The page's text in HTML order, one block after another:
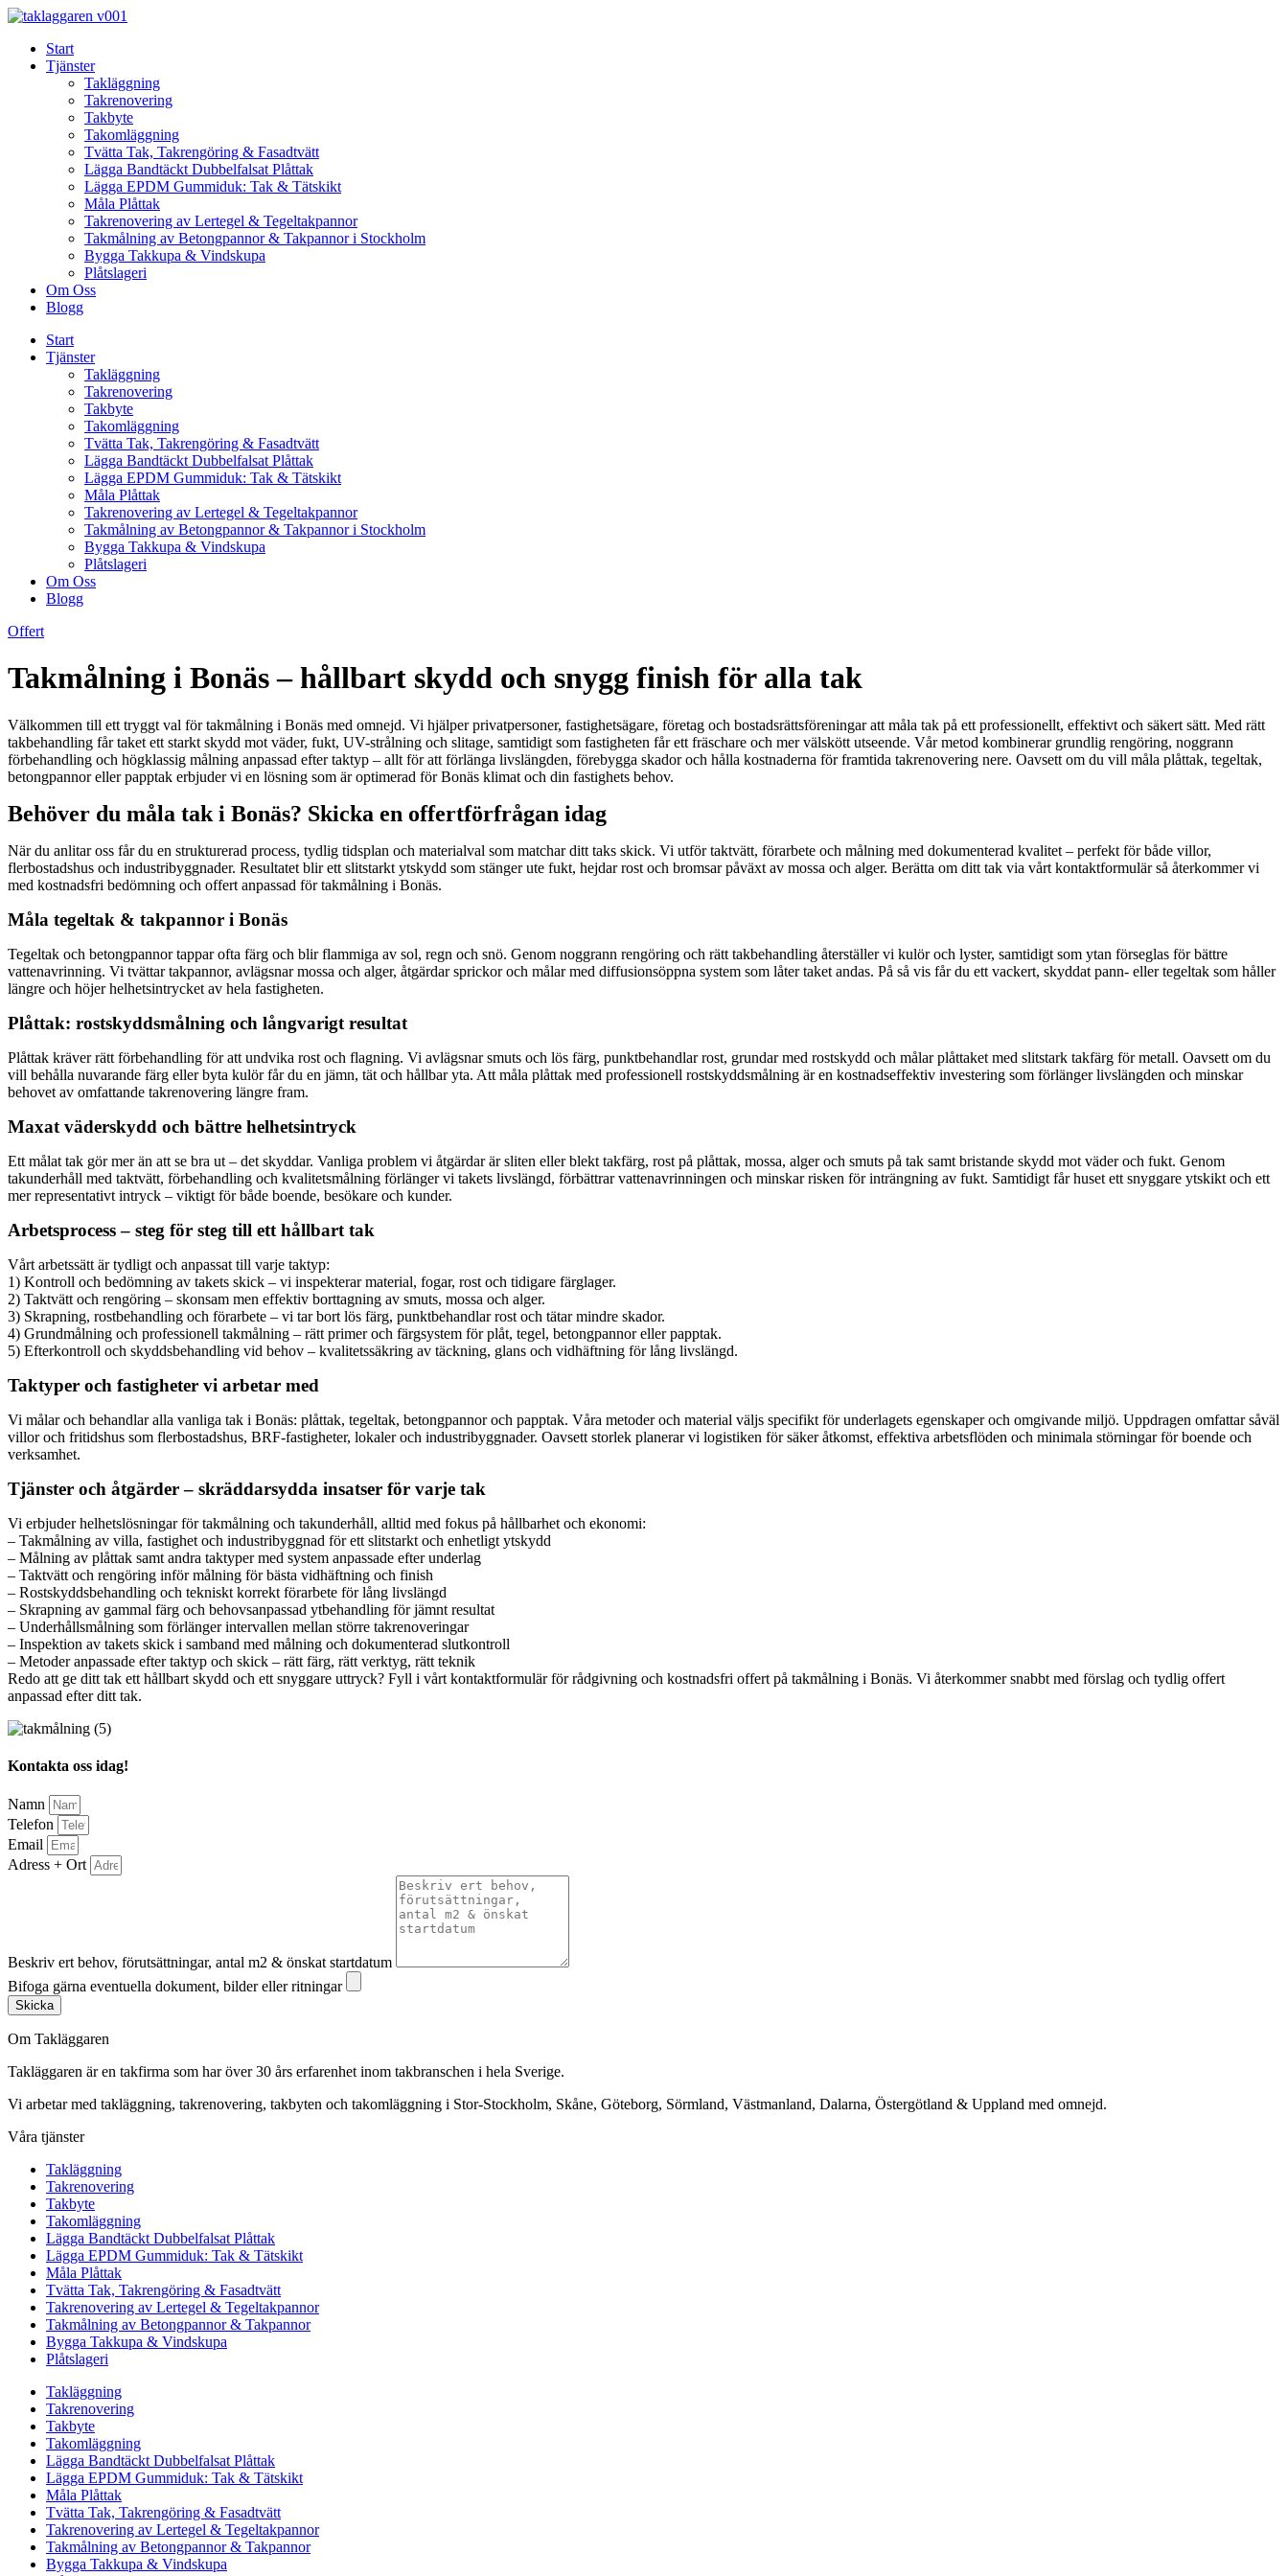
Skip
contentStart
Tjänster
Takläggning
Takrenovering
Takbyte
Takomläggning
Tvätta Tak, Takrengöring & Fasadtvätt
Lägga Bandtäckt Dubbelfalsat Plåttak
Lägga EPDM Gummiduk: Tak & Tätskikt
Måla Plåttak
Takrenovering av Lertegel & Tegeltakpannor
Takmålning av Betongpannor & Takpannor i Stockholm
Bygga Takkupa & Vindskupa
Plåtslageri
Om Oss
Blogg
Start
Tjänster
Takläggning
Takrenovering
Takbyte
Takomläggning
Tvätta Tak, Takrengöring & Fasadtvätt
Lägga Bandtäckt Dubbelfalsat Plåttak
Lägga EPDM Gummiduk: Tak & Tätskikt
Måla Plåttak
Takrenovering av Lertegel & Tegeltakpannor
Takmålning av Betongpannor & Takpannor i Stockholm
Bygga Takkupa & Vindskupa
Plåtslageri
Om Oss
Blogg
Offert
Takmålning i Bonäs – hållbart skydd och snygg finish för alla tak
Välkommen till ett tryggt val för takmålning i Bonäs med omnejd. Vi hjälper privatpersoner, fastighetsägare, företag och bostadsrättsföreningar att måla tak på ett professionellt, effektivt och säkert sätt. Med rätt
takbehandling får taket ett starkt skydd mot väder, fukt, UV-strålning och slitage, samtidigt som fastigheten får ett fräschare och mer välskött utseende. Vår metod kombinerar grundlig rengöring, noggrann
förbehandling och högklassig målning anpassad efter taktyp – allt för att förlänga livslängden, förebygga skador och hålla kostnaderna för framtida takrenovering nere. Oavsett om du vill måla plåttak, tegeltak,
betongpannor eller papptak erbjuder vi en lösning som är optimerad för Bonäs klimat och din fastighets behov.
Behöver du måla tak i Bonäs? Skicka en offertförfrågan idag
När du anlitar oss får du en strukturerad process, tydlig tidsplan och materialval som matchar ditt taks skick. Vi utför taktvätt, förarbete och målning med dokumenterad kvalitet – perfekt för både villor,
flerbostadshus och industribyggnader. Resultatet blir ett slitstarkt ytskydd som stänger ute fukt, hejdar rost och bromsar påväxt av mossa och alger. Berätta om ditt tak via vårt kontaktformulär så återkommer vi
med kostnadsfri bedömning och offert anpassad för takmålning i Bonäs.
Måla tegeltak & takpannor i Bonäs
Tegeltak och betongpannor tappar ofta färg och blir flammiga av sol, regn och snö. Genom noggrann rengöring och rätt takbehandling återställer vi kulör och lyster, samtidigt som ytan förseglas för bättre
vattenavrinning. Vi tvättar takpannor, avlägsnar mossa och alger, åtgärdar sprickor och målar med diffusionsöppna system som låter taket andas. På så vis får du ett vackert, skyddat pann- eller tegeltak som håller
längre och höjer helhetsintrycket av hela fastigheten.
Plåttak: rostskyddsmålning och långvarigt resultat
Plåttak kräver rätt förbehandling för att undvika rost och flagning. Vi avlägsnar smuts och lös färg, punktbehandlar rost, grundar med rostskydd och målar plåttaket med slitstark takfärg för metall. Oavsett om du
vill behålla nuvarande färg eller byta kulör får du en jämn, tät och hållbar yta. Att måla plåttak med professionell rostskyddsmålning är en kostnadseffektiv investering som förlänger livslängden och minskar
behovet av omfattande takrenovering längre fram.
Maxat väderskydd och bättre helhetsintryck
Ett målat tak gör mer än att se bra ut – det skyddar. Vanliga problem vi åtgärdar är sliten eller blekt takfärg, rost på plåttak, mossa, alger och smuts på tak samt bristande skydd mot väder och fukt. Genom
takunderhåll med taktvätt, förbehandling och kvalitetsmålning förlänger vi takets livslängd, förbättrar vattenavrinningen och minskar risken för inträngning av fukt. Samtidigt får huset ett snyggare ytskikt och ett
mer representativt intryck – viktigt för både boende, besökare och kunder.
Arbetsprocess – steg för steg till ett hållbart tak
Vårt arbetssätt är tydligt och anpassat till varje taktyp:
1) Kontroll och bedömning av takets skick – vi inspekterar material, fogar, rost och tidigare färglager.
2) Taktvätt och rengöring – skonsam men effektiv borttagning av smuts, mossa och alger.
3) Skrapning, rostbehandling och förarbete – vi tar bort lös färg, punktbehandlar rost och tätar mindre skador.
4) Grundmålning och professionell takmålning – rätt primer och färgsystem för plåt, tegel, betongpannor eller papptak.
5) Efterkontroll och skyddsbehandling vid behov – kvalitetssäkring av täckning, glans och vidhäftning för lång livslängd.
Taktyper och fastigheter vi arbetar med
Vi målar och behandlar alla vanliga tak i Bonäs: plåttak, tegeltak, betongpannor och papptak. Våra metoder och material väljs specifikt för underlagets egenskaper och omgivande miljö. Uppdragen omfattar såväl
villor och fritidshus som flerbostadshus, BRF-fastigheter, lokaler och industribyggnader. Oavsett storlek planerar vi logistiken för säker åtkomst, effektiva arbetsflöden och minimala störningar för boende och
verksamhet.
Tjänster och åtgärder – skräddarsydda insatser för varje tak
Vi erbjuder helhetslösningar för takmålning och takunderhåll, alltid med fokus på hållbarhet och ekonomi:
– Takmålning av villa, fastighet och industribyggnad för ett slitstarkt och enhetligt ytskydd
– Målning av plåttak samt andra taktyper med system anpassade efter underlag
– Taktvätt och rengöring inför målning för bästa vidhäftning och finish
– Rostskyddsbehandling och tekniskt korrekt förarbete för lång livslängd
– Skrapning av gammal färg och behovsanpassad ytbehandling för jämnt resultat
– Underhållsmålning som förlänger intervallen mellan större takrenoveringar
– Inspektion av takets skick i samband med målning och dokumenterad slutkontroll
– Metoder anpassade efter taktyp och skick – rätt färg, rätt verktyg, rätt teknik
Redo att ge ditt tak ett hållbart skydd och ett snyggare uttryck? Fyll i vårt kontaktformulär för rådgivning och kostnadsfri offert på takmålning i Bonäs. Vi återkommer snabbt med förslag och tydlig offert
anpassad efter ditt tak.
Kontakta oss idag!
Namn
Telefon
Email
Adress + Ort
Beskriv ert behov, förutsättningar, antal m2 & önskat startdatum
Bifoga gärna eventuella dokument, bilder eller ritningar
Skicka
Om Takläggaren
Takläggaren är en takfirma som har över 30 års erfarenhet inom takbranschen i hela Sverige.
Vi arbetar med takläggning, takrenovering, takbyten och takomläggning i Stor-Stockholm, Skåne, Göteborg, Sörmland, Västmanland, Dalarna, Östergötland & Uppland med omnejd.
Våra tjänster
Takläggning
Takrenovering
Takbyte
Takomläggning
Lägga Bandtäckt Dubbelfalsat Plåttak
Lägga EPDM Gummiduk: Tak & Tätskikt
Måla Plåttak
Tvätta Tak, Takrengöring & Fasadtvätt
Takrenovering av Lertegel & Tegeltakpannor
Takmålning av Betongpannor & Takpannor
Bygga Takkupa & Vindskupa
Plåtslageri
Takläggning
Takrenovering
Takbyte
Takomläggning
Lägga Bandtäckt Dubbelfalsat Plåttak
Lägga EPDM Gummiduk: Tak & Tätskikt
Måla Plåttak
Tvätta Tak, Takrengöring & Fasadtvätt
Takrenovering av Lertegel & Tegeltakpannor
Takmålning av Betongpannor & Takpannor
Bygga Takkupa & Vindskupa